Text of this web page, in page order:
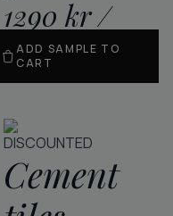
1290 kr/
m2
ADD SAMPLE TO
CART
DISCOUNTED
Cement